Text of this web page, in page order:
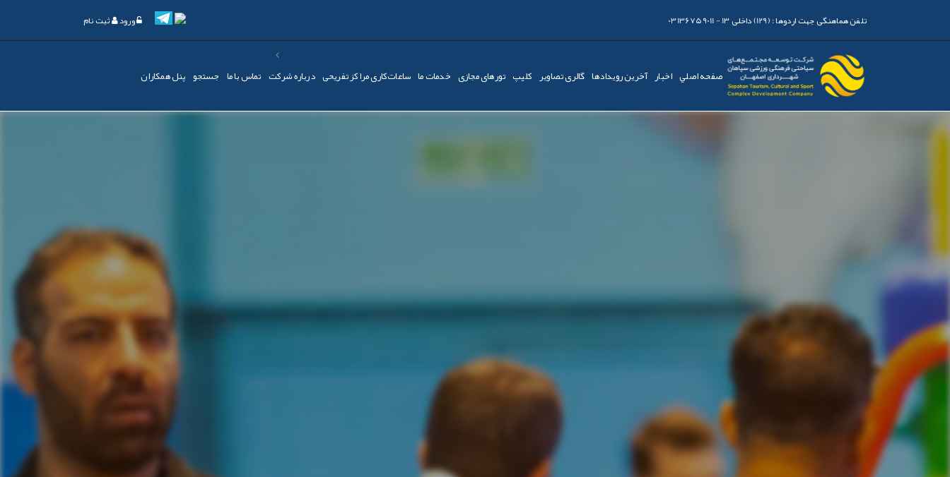
تلفن هماهنگی جهت اردوها :(129) داخلی 13 - 03136759011 ورود ثبت نام
صفحه اصلي اخبار آخرین رویدادها گالری تصاویر کليپ تورهای مجازی خدمات ما ساعات‌کاری مراکز تفریحی درباره شرکت تماس با ما جستجو پنل همکاران